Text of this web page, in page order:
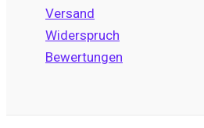
Versand
Widerspruch
Bewertungen